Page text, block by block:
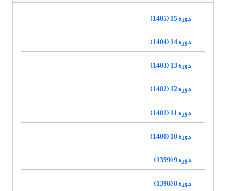
دوره 15 (1405)
دوره 14 (1404)
دوره 13 (1403)
دوره 12 (1402)
دوره 11 (1401)
دوره 10 (1400)
دوره 9 (1399)
دوره 8 (1398)